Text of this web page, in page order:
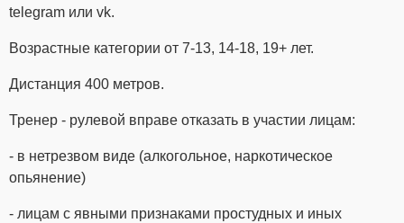
telegram или vk.
Возрастные категории от 7-13, 14-18, 19+ лет.
Дистанция 400 метров.
Тренер - рулевой вправе отказать в участии лицам:
- в нетрезвом виде (алкогольное, наркотическое
опьянение)
- лицам с явными признаками простудных и иных